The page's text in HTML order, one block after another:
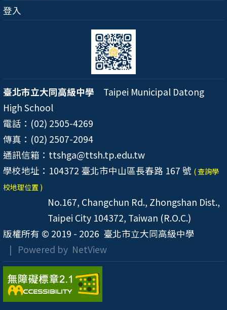
登入
臺北市立大同高級中學 Taipei Municipal Datong
High School
電話：(02) 2505-4269
傳真：(02) 2507-2094
通訊信箱：ttshga@ttsh.tp.edu.tw
學校地址：104372 臺北市中山區長春路 167 號 ( 查詢學
校地理位置 )
No.167, Changchun Rd., Zhongshan Dist.,
Taipei City 104372, Taiwan (R.O.C.)
版權所有 © 2019 - 2026 臺北市立大同高級中學
| Powered by NetView